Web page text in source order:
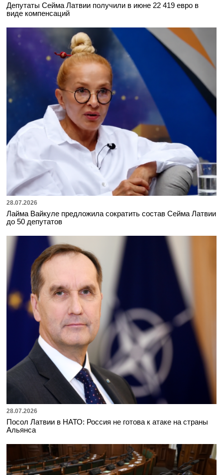
Депутаты Сейма Латвии получили в июне 22 419 евро в
виде компенсаций
28.07.2026
Лайма Вайкуле предложила сократить состав Сейма Латвии
до 50 депутатов
28.07.2026
Посол Латвии в НАТО: Россия не готова к атаке на страны
Альянса